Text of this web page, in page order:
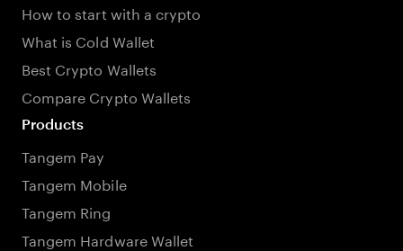
How to start with a crypto
What is Cold Wallet
Best Crypto Wallets
Compare Crypto Wallets
Products
Tangem Pay
Tangem Mobile
Tangem Ring
Tangem Hardware Wallet